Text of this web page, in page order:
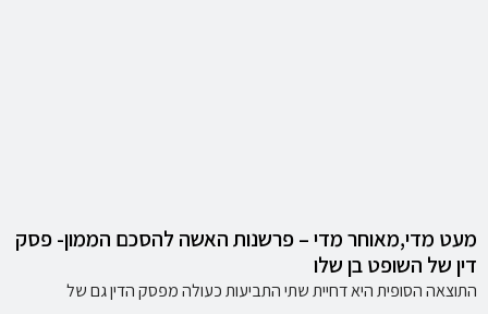
מעט מדי,מאוחר מדי – פרשנות האשה להסכם הממון- פסק
דין של השופט בן שלו
התוצאה הסופית היא דחיית שתי התביעות כעולה מפסק הדין גם של